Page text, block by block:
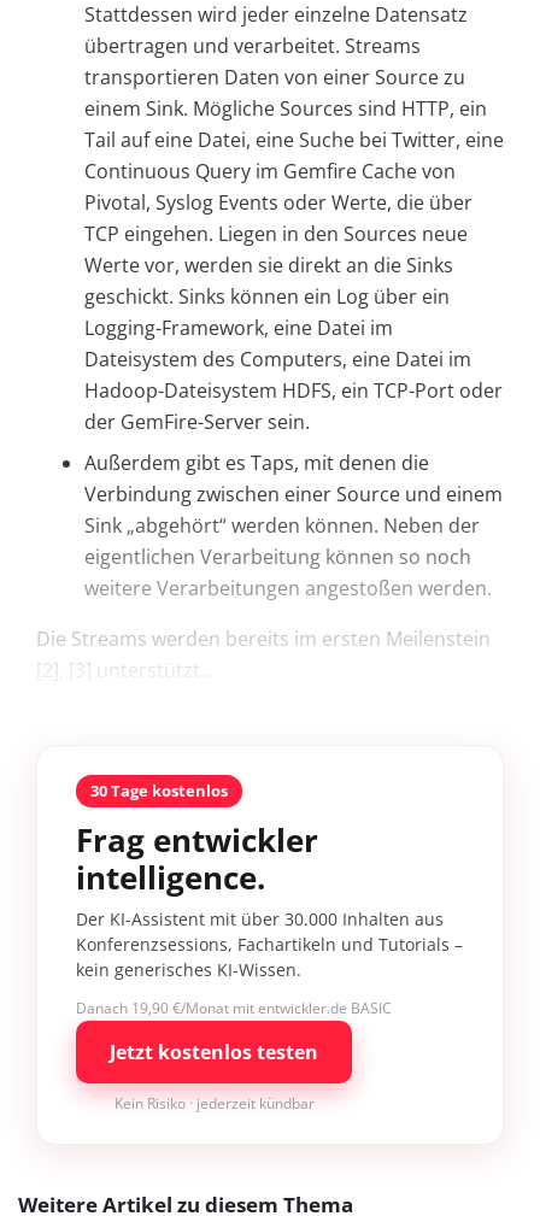
Stattdessen wird jeder einzelne Datensatz
übertragen und verarbeitet. Streams
transportieren Daten von einer Source zu
einem Sink. Mögliche Sources sind HTTP, ein
Tail auf eine Datei, eine Suche bei Twitter, eine
Continuous Query im Gemfire Cache von
Pivotal, Syslog Events oder Werte, die über
TCP eingehen. Liegen in den Sources neue
Werte vor, werden sie direkt an die Sinks
geschickt. Sinks können ein Log über ein
Logging-Framework, eine Datei im
Dateisystem des Computers, eine Datei im
Hadoop-Dateisystem HDFS, ein TCP-Port oder
der GemFire-Server sein.
Außerdem gibt es Taps, mit denen die
Verbindung zwischen einer Source und einem
Sink „abgehört“ werden können. Neben der
eigentlichen Verarbeitung können so noch
weitere Verarbeitungen angestoßen werden.
Die Streams werden bereits im ersten Meilenstein
[2], [3] unterstützt...
30 Tage kostenlos
Frag entwickler
intelligence.
Der KI-Assistent mit über 30.000 Inhalten aus
Konferenzsessions, Fachartikeln und Tutorials –
kein generisches KI-Wissen.
Danach 19,90 €/Monat mit entwickler.de BASIC
Jetzt kostenlos testen
Kein Risiko · jederzeit kündbar
Weitere Artikel zu diesem Thema